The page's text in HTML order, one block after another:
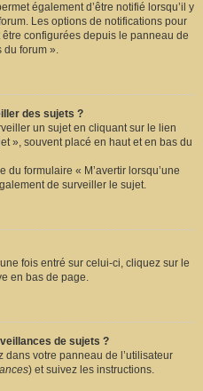
également d’être notifié lorsqu’il y
Les options de notifications pour
configurées depuis le panneau de
du forum ».
des sujets ?
un sujet en cliquant sur le lien
», souvent placé en haut et en bas du
du formulaire « M’avertir lorsqu’une
de surveiller le sujet.
fois entré sur celui-ci, cliquez sur le
en bas de page.
de sujets ?
votre panneau de l’utilisateur
) et suivez les instructions.